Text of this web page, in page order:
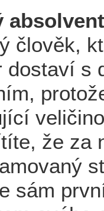
člověk,
dostaví s
že za
sám